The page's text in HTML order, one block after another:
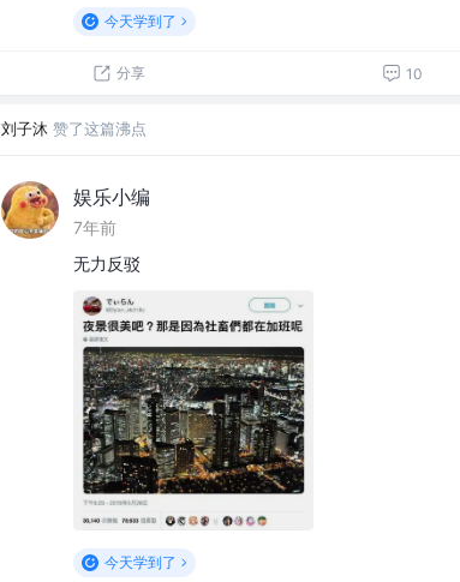
今天学到了
分享 10
刘子沐 赞了这篇沸点
娱乐小编
7年前
无力反驳
今天学到了